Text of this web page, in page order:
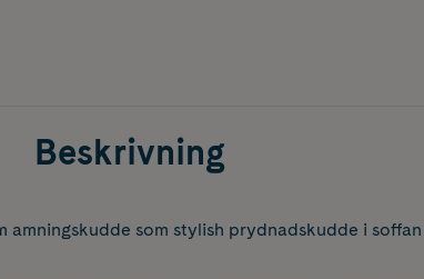
Beskrivning
amningskudde som stylish prydnadskudde i